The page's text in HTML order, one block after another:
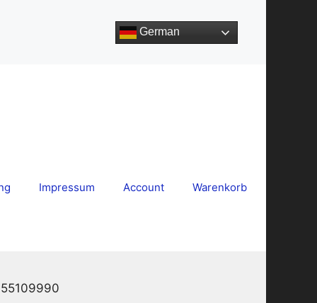
German
Impressum Account Warenkorb